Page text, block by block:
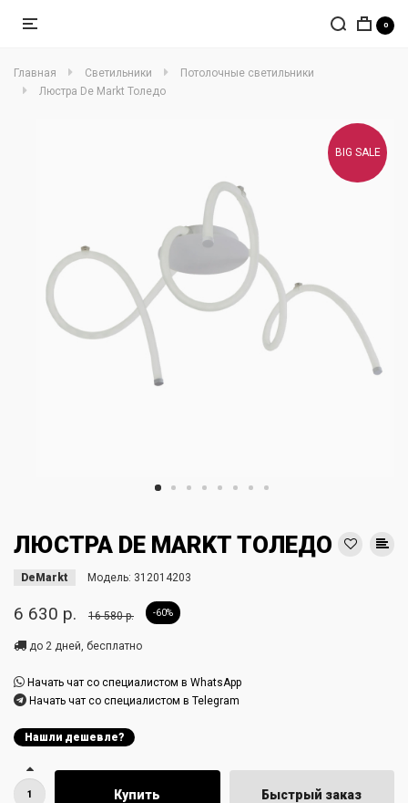
0
Главная Светильники
Потолочные светильники
Люстра De Markt Толедо
BIG SALE
ЛЮСТРА DE MARKT ТОЛЕДО
DeMarkt Модель: 312014203
6 630 р. 16 580 р. -60%
до 2 дней, бесплатно
Начать чат со специалистом в WhatsApp
Начать чат со специалистом в Telegram
Нашли дешевле?
Купить Быстрый заказ